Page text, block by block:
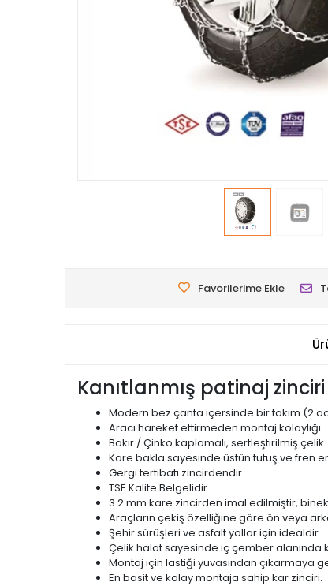
Favorilerime Ekle
Kanıtlanmış patinaj
Modern bez çanta içersinde bir takım (2
Aracı hareket ettirmeden montaj kolaylığı
Bakır / Çinko kaplamalı, sertleştirilmiş çelik
Kare bakla sayesinde üstün tutuş ve fren
Gergi tertibatı zincirdendir.
TSE Kalite Belgelidir
3.2 mm kare zincirden imal edilmiştir,
Araçların çekiş özelliğine göre ön veya
Şehir sürüşleri ve asfalt yollar için idealdir.
Çelik halat sayesinde iç çember alanında
Montaj için lastiği yuvasından çıkarmaya
En basit ve kolay montaja sahip kar zinciri.